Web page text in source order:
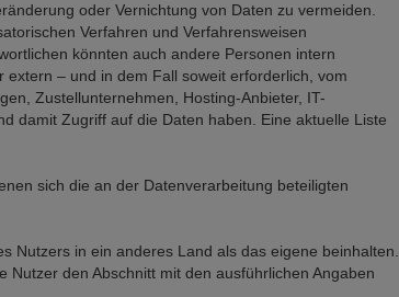
oder Vernichtung von Daten zu vermeiden.
Verfahren und Verfahrensweisen
könnten auch andere Personen intern
– und in dem Fall soweit erforderlich, vom
Zustellunternehmen, Hosting-Anbieter, IT-
damit Zugriff auf die Daten haben. Eine aktuelle Liste
sich die an der Datenverarbeitung beteiligten
Nutzers in ein anderes Land als das eigene beinhalten.
den Abschnitt mit den ausführlichen Angaben